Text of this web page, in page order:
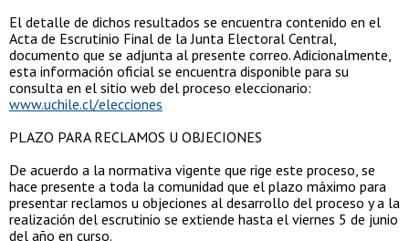
El detalle de dichos resultados se encuentra contenido en el
Acta de Escrutinio Final de la Junta Electoral Central,
documento que se adjunta al presente correo. Adicionalmente,
esta información oficial se encuentra disponible para su
consulta en el sitio web del proceso eleccionario:
www.uchile.cl/elecciones
PLAZO PARA RECLAMOS U OBJECIONES
De acuerdo a la normativa vigente que rige este proceso, se
hace presente a toda la comunidad que el plazo máximo para
presentar reclamos u objeciones al desarrollo del proceso y a la
realización del escrutinio se extiende hasta el viernes 5 de junio
del año en curso.